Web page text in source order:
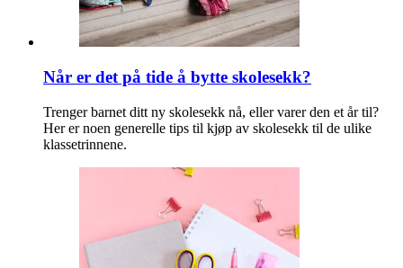
Når er det på tide å bytte skolesekk?
Trenger barnet ditt ny skolesekk nå, eller varer den et år til?
Her er noen generelle tips til kjøp av skolesekk til de ulike
klassetrinnene.